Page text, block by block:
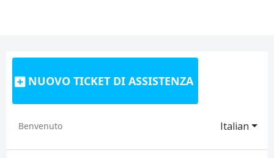
NUOVO TICKET DI ASSISTENZA
Italian
Benvenuto